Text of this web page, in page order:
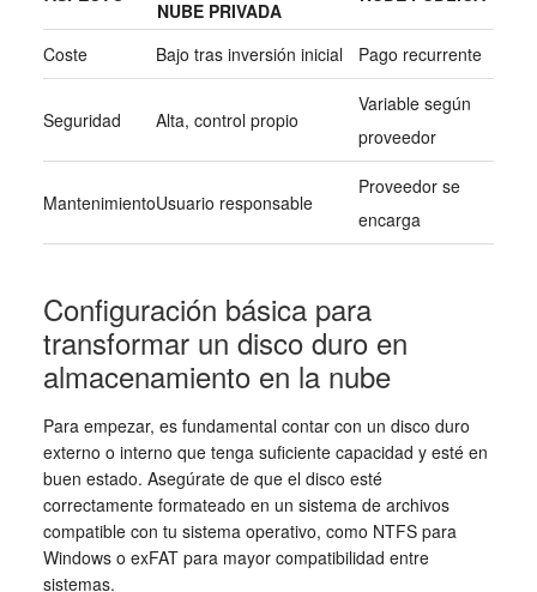
NUBE PRIVADA
Coste Bajo tras inversión inicial Pago recurrente
Seguridad Alta, control propio
Variable según
proveedor
MantenimientoUsuario responsable
Proveedor se
encarga
Configuración básica para
transformar un disco duro en
almacenamiento en la nube
Para empezar, es fundamental contar con un disco duro
externo o interno que tenga suficiente capacidad y esté en
buen estado. Asegúrate de que el disco esté
correctamente formateado en un sistema de archivos
compatible con tu sistema operativo, como NTFS para
Windows o exFAT para mayor compatibilidad entre
sistemas.